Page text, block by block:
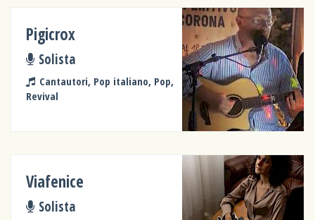
Pigicrox
Solista
Cantautori, Pop italiano, Pop,
Revival
Viafenice
Solista